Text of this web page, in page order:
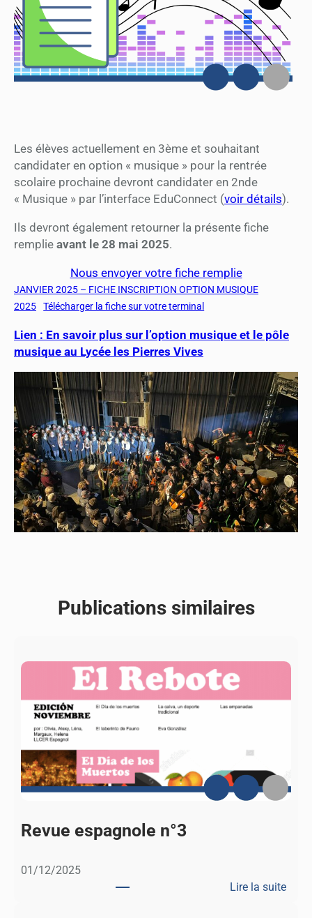
Les élèves actuellement en 3ème et souhaitant
candidater en option « musique » pour la rentrée
scolaire prochaine devront candidater en 2nde
« Musique » par l’interface EduConnect (voir détails).
Ils devront également retourner la présente fiche
remplie avant le 28 mai 2025.
Nous envoyer votre fiche remplie
JANVIER 2025 – FICHE INSCRIPTION OPTION MUSIQUE
2025
Télécharger la fiche sur votre terminal
Lien : En savoir plus sur l’option musique et le pôle
musique au Lycée les Pierres Vives
Publications similaires
Revue espagnole n°3
01/12/2025
Lire la suite